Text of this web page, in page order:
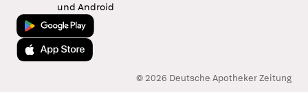
und Android
Jetzt bei Google Play
Laden im App Store
© 2026 Deutsche Apotheker Zeitung